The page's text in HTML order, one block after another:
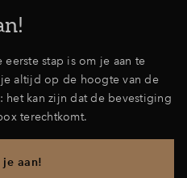
stap is om je aan te
altijd op de hoogte van de
het kan zijn dat de bevestiging
terechtkomt.
je aan!